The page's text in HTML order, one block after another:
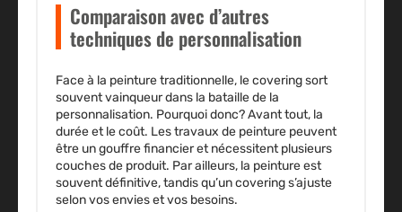
Comparaison avec d’autres
techniques de personnalisation
Face à la peinture traditionnelle, le covering sort
souvent vainqueur dans la bataille de la
personnalisation. Pourquoi donc? Avant tout, la
durée et le coût. Les travaux de peinture peuvent
être un gouffre financier et nécessitent plusieurs
couches de produit. Par ailleurs, la peinture est
souvent définitive, tandis qu’un covering s’ajuste
selon vos envies et vos besoins.